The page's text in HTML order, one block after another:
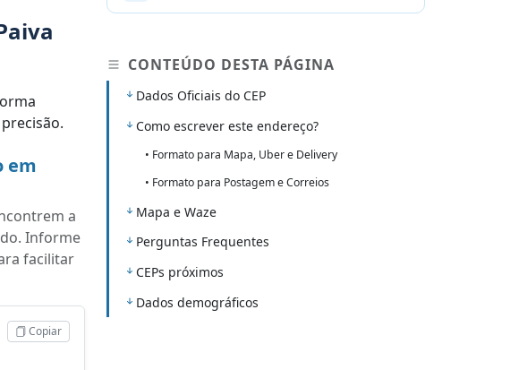
em
a
Informe
facilitar
Copiar
CONTEÚDO DESTA PÁGINA
Dados Oficiais do CEP
Como escrever este endereço?
• Formato para Mapa, Uber e Delivery
• Formato para Postagem e Correios
Mapa e Waze
Perguntas Frequentes
CEPs próximos
Dados demográficos